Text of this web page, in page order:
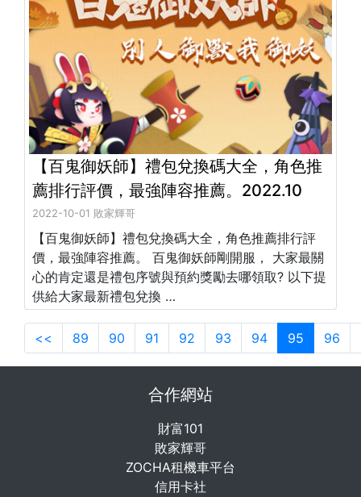
【百鬼御妖師】禮包兌換碼大全，角色推
薦排行評價，最強陣容推薦。2022.10
2022-10-01 敗家輝哥
【百鬼御妖師】禮包兌換碼大全，角色推薦排行評
價，最強陣容推薦。 百鬼御妖師剛開服， 大家最關
心的肯定還是禮包序號與預約獎勵去哪領取? 以下提
供給大家最新禮包兌換 …
<< 89 90 91 92 93 94 95 96
合作網站
財富101
敗家輝哥
ZOCHA租機車平台
信用卡社